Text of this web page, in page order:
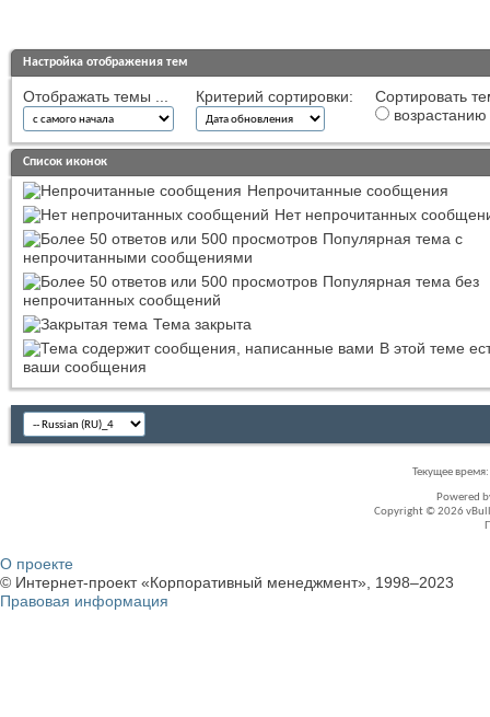
Настройка отображения тем
Отображать темы ... Критерий сортировки:
Сортировать
возрастанию
Список иконок
Непрочитанные сообщения
Нет непрочитанных
Популярная тема с
непрочитанными сообщениями
Популярная тема без
непрочитанных сообщений
Тема закрыта
В этой теме
ваши сообщения
Текущее время:
Powered
Copyright © 2026
О проекте
© Интернет-проект «Корпоративный менеджмент», 1998–2023
Правовая информация